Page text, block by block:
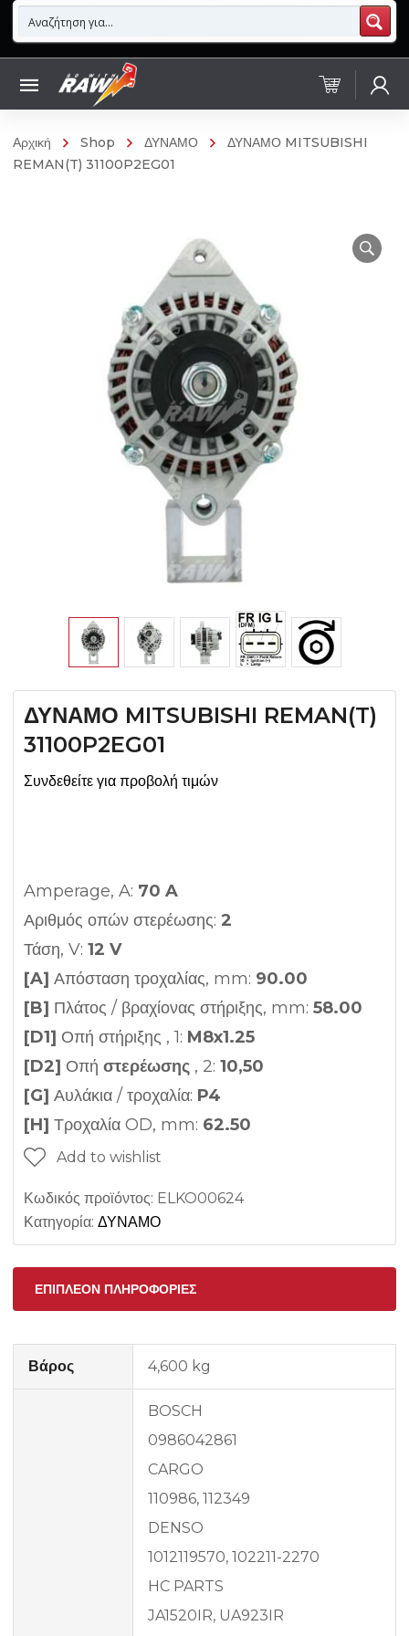
Αρχική Shop ΔΥΝΑΜΟ
ΔΥΝΑΜΟ MITSUBISHI
REMAN(T) 31100P2EG01
ΔΥΝΑΜΟ MITSUBISHI REMAN(T)
31100P2EG01
Συνδεθείτε για προβολή τιμών
Amperage, A: 70 A
Αριθμός οπών στερέωσης: 2
Τάση, V: 12 V
[A] Απόσταση τροχαλίας, mm: 90.00
[B] Πλάτος / βραχίονας στήριξης, mm: 58.00
[D1] Οπή στήριξης , 1: M8x1.25
[D2] Οπή στερέωσης , 2: 10,50
[G] Αυλάκια / τροχαλία: P4
[H] Τροχαλία OD, mm: 62.50
Add to wishlist
Κωδικός προϊόντος: ELKO00624
Κατηγορία: ΔΥΝΑΜΟ
ΕΠΙΠΛΈΟΝ ΠΛΗΡΟΦΟΡΊΕΣ
Βάρος 4,600 kg
BOSCH
0986042861
CARGO
110986, 112349
DENSO
1012119570, 102211-2270
HC PARTS
JA1520IR, UA923IR